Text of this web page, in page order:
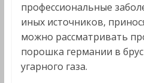
профессиональные
иных источников,
можно рассматривать
порошка германии в
угарного газа.